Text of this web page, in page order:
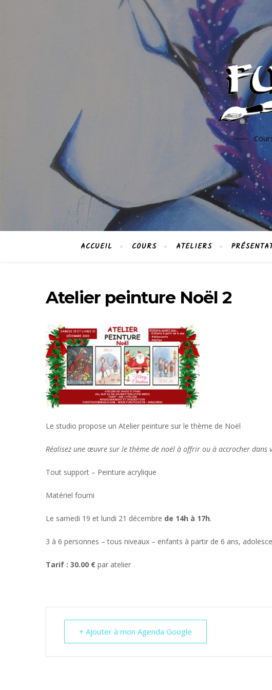
ACCUEIL COURS ATELIERS
Atelier peinture Noël 2
Le studio propose un Atelier peinture sur le thème de Noël
Réalisez une œuvre sur le thème de noël à offrir ou à accrocher dans
Tout support – Peinture acrylique
Matériel fourni
Le samedi 19 et lundi 21 décembre de 14h à 17h.
3 à 6 personnes – tous niveaux – enfants à partir de 6 ans,
Tarif : 30.00 € par atelier
+ Ajouter à mon Agenda Google